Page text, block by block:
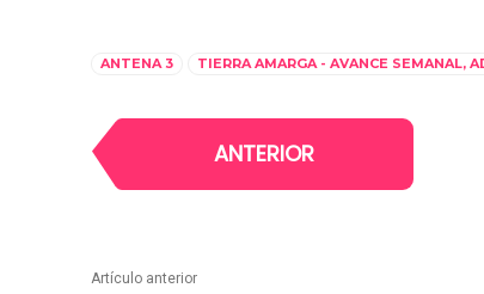
ANTENA 3 TIERRA AMARGA - AVANCE SEMANAL,
ANTERIOR
Artículo anterior